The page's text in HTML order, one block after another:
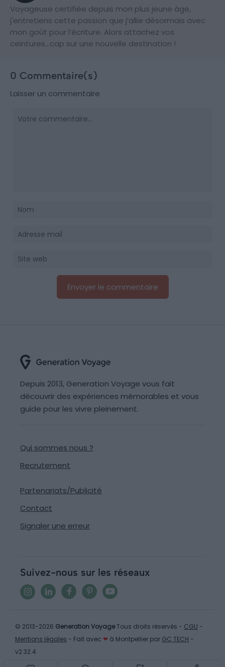
Voyageuse certifiée depuis mon plus jeune âge,
j'entretiens cette passion que j’allie désormais avec
mon goût pour l’écriture. Alors attachez vos
ceintures…cap sur une nouvelle destination !
0 Commentaire(s)
Laisser un commentaire
Depuis 2013, Generation Voyage vous fait
découvrir des expériences mémorables et vous
guide pour les vivre pleinement.
Qui sommes nous ?
Recrutement
Partenariats/Publicité
Contact
Signaler une erreur
Suivez-nous sur les réseaux
© 2013-2026 Generation VoyageTous droits réservés - CGU -
Mentions légales - Fait avec ❤ à Montpellier par GC TECH -
v2.32.4